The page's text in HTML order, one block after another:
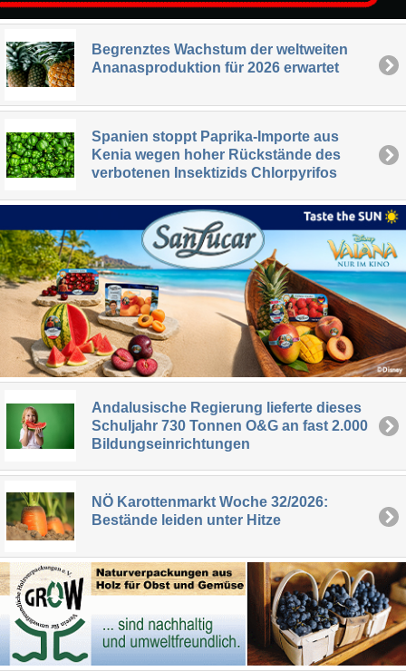
Begrenztes Wachstum der weltweiten
Ananasproduktion für 2026 erwartet
Spanien stoppt Paprika-Importe aus
Kenia wegen hoher Rückstände des
verbotenen Insektizids Chlorpyrifos
Andalusische Regierung lieferte dieses
Schuljahr 730 Tonnen O&G an fast 2.000
Bildungseinrichtungen
NÖ Karottenmarkt Woche 32/2026:
Bestände leiden unter Hitze